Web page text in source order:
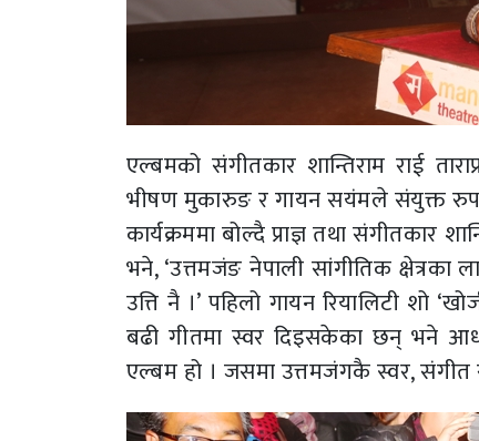
एल्बमको संगीतकार शान्तिराम राई
भीषण मुकारुङ र गायन सयंमले संयुक्त
कार्यक्रममा बोल्दै प्राज्ञ तथा संगीतकार
भने, ‘उत्तमजंङ नेपाली सांगीतिक
उत्ति नै ।’ पहिलो गायन रियालिटी शो
बढी गीतमा स्वर दिइसकेका छन् भने
एल्बम हो । जसमा उत्तमजंगकै स्वर, संगीत